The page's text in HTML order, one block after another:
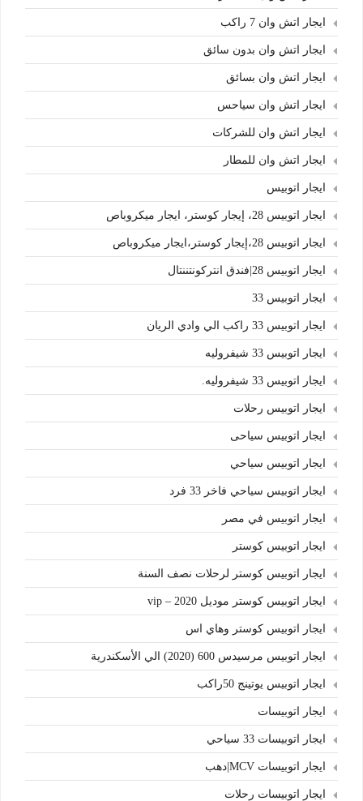
ايجار اتش وان 7 راكب
ايجار اتش وان بدون سائق
ايجار اتش وان بسائق
ايجار اتش وان سياحس
ايجار اتش وان للشركات
ايجار اتش وان للمطار
ايجار اتوبيس
ايجار اتوبيس 28، إيجار كوستر، ايجار ميكروباص
ايجار اتوبيس 28،إيجار كوستر،ايجار ميكروباص
ايجار اتوبيس 28|فندق انتركونتننتال
ايجار اتوبيس 33
ايجار اتوبيس 33 راكب الي وادي الريان
ايجار اتوبيس 33 شيفروليه
ايجار اتوبيس 33 شيفروليه.
ايجار اتوبيس رحلات
ايجار اتوبيس سياحى
ايجار اتوبيس سياحي
ايجار اتوبيس سياحي فاخر 33 فرد
ايجار اتوبيس في مصر
ايجار اتوبيس كوستر
ايجار اتوبيس كوستر لرحلات نصف السنة
ايجار اتوبيس كوستر موديل 2020 – vip
ايجار اتوبيس كوستر وهاي اس
ايجار اتوبيس مرسيدس 600 (2020) الي الأسكندرية
ايجار اتوبيس يوتينج 50راكب
ايجار اتوبيسات
ايجار اتوبيسات 33 سياحي
ايجار اتوبيسات MCV|دهب
ايجار اتوبيسات رحلات